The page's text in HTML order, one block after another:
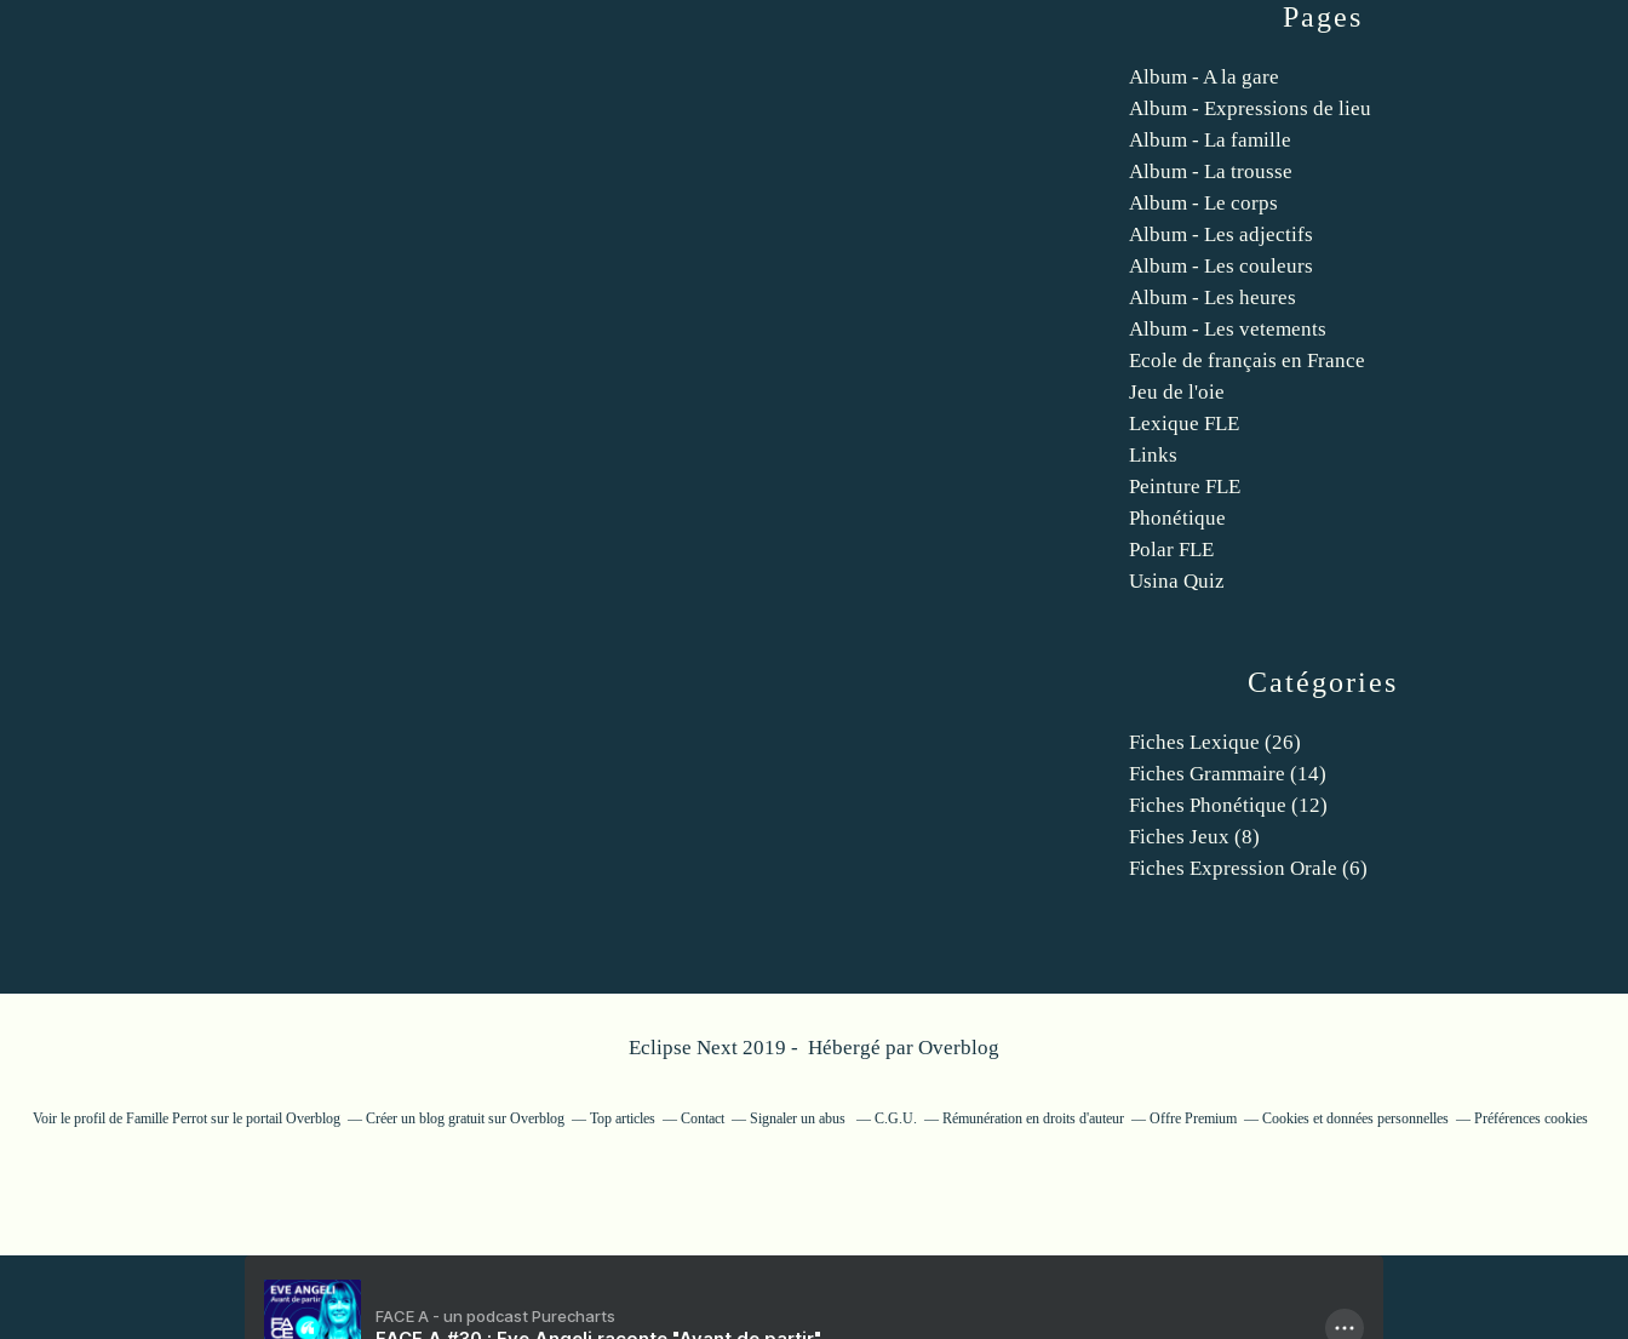
Catégories
Fiches Lexique (26)
Fiches Grammaire (14)
Fiches Phonétique (12)
Fiches Jeux (8)
Fiches Expression Orale (6)
Pages
Album - A la gare
Album - Expressions de lieu
Album - La famille
Album - La trousse
Album - Le corps
Album - Les adjectifs
Album - Les couleurs
Album - Les heures
Album - Les vetements
Ecole de français en France
Jeu de l'oie
Lexique FLE
Links
Peinture FLE
Phonétique
Polar FLE
Usina Quiz
Eclipse Next 2019 - Hébergé par Overblog
Voir le profil de Famille Perrotsur le portail Overblog Créer un blog gratuit sur Overblog Top articles Contact Signaler un abus C.G.U. Rémunération en droits d'auteur Offre Premium Cookies et données personnelles Préférences cookies
FACE A - un podcast Purecharts